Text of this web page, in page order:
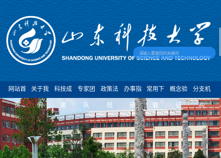
网站首
页
关于我
们
科技成
果
专家团
队
政策法
规
办事指
南
常用下
载
概念验
证
分支机
构